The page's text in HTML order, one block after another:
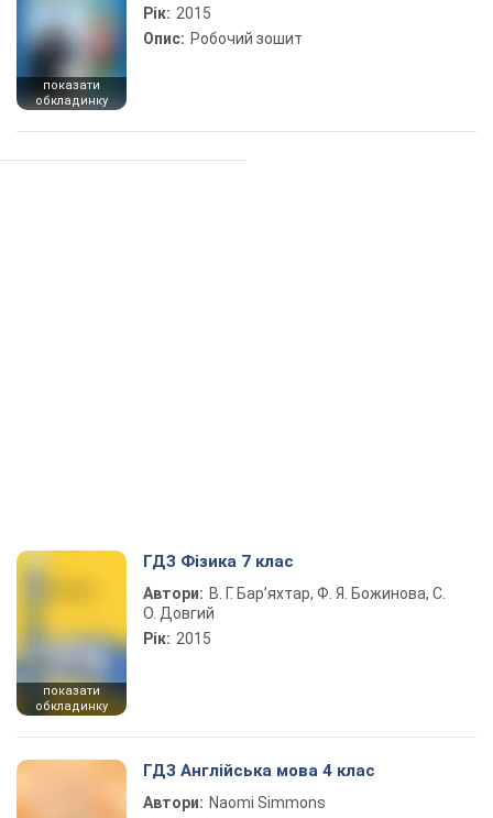
показати
обкладинку
Рік: 2015
Опис: Робочий зошит
показати
обкладинку
ГДЗ Фізика 7 клас
Автори: В. Г. Бар’яхтар, Ф. Я. Божинова, С.
О. Довгий
Рік: 2015
ГДЗ Англійська мова 4 клас
Автори: Naomi Simmons